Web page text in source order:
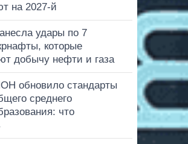
на 2027-й
удары по 7
которые
добычу нефти и газа
обновило стандарты
среднего
что